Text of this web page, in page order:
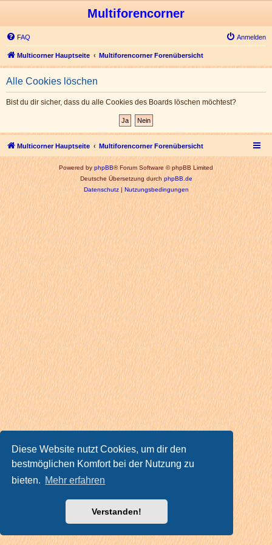
Diese Website nutzt Cookies, um dir den
bestmöglichen Komfort bei der Nutzung zu
bieten. Mehr erfahren
Verstanden!
Multiforencorner
FAQ Anmelden
Multicorner Hauptseite Multiforencorner Forenübersicht
Alle Cookies löschen
Bist du dir sicher, dass du alle Cookies des Boards löschen möchtest?
Multicorner Hauptseite Multiforencorner Forenübersicht
Powered byphpBB® Forum Software © phpBB Limited
Deutsche Übersetzung durchphpBB.de
Datenschutz|Nutzungsbedingungen